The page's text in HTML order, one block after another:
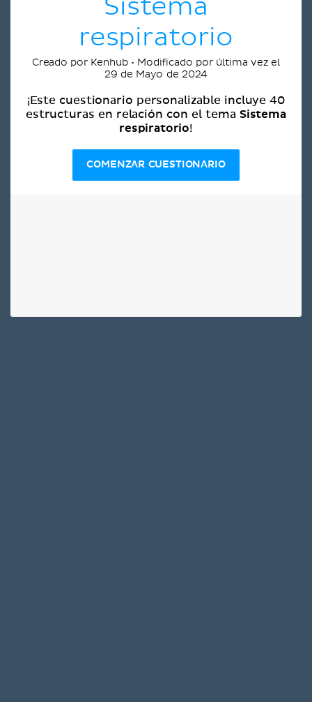
Sistema
respiratorio
Creado por Kenhub • Modificado por última vez el
29 de Mayo de 2024
¡Este cuestionario personalizable incluye 40
estructuras en relación con el tema Sistema
respiratorio!
COMENZAR CUESTIONARIO